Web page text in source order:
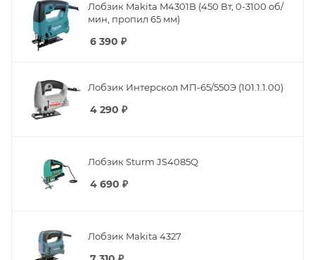
Лобзик Makita M4301B (450 Вт, 0-3100 об/
мин, пропил 65 мм)
6 390 ₽
Лобзик Интерскол МП-65/550Э (101.1.1.00)
4 290 ₽
Лобзик Sturm JS4085Q
4 690 ₽
Лобзик Makita 4327